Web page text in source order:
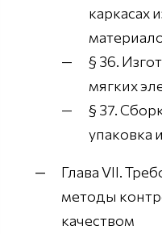
каркасах
§ 36.
мягких
§ 37.
упаковка
Глава VII.
методы
качеством